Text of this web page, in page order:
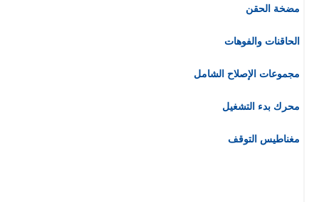
مضخة الحقن
الحاقنات والفوهات
مجموعات الإصلاح الشامل
محرك بدء التشغيل
مغناطيس التوقف